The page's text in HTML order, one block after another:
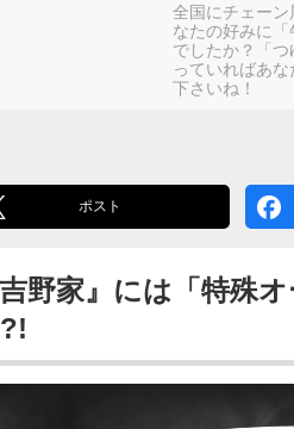
全国にチェー
なたの好みに
でしたか？「
っていればあ
下さいね！
ポスト
吉野家』には「特殊